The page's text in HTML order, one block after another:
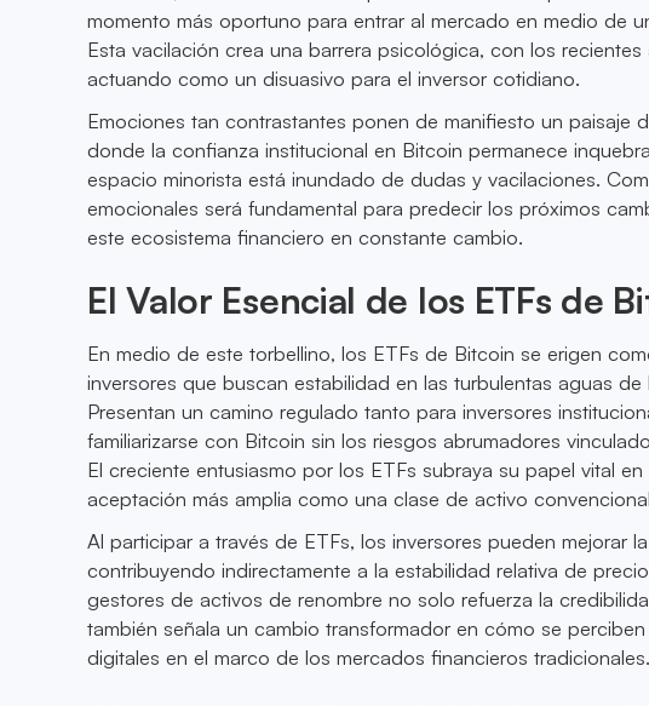
momento más oportuno para entrar al mercado en medio de
Esta vacilación crea una barrera psicológica, con los
actuando como un disuasivo para el inversor cotidiano.
Emociones tan contrastantes ponen de manifiesto un paisaje
donde la confianza institucional en Bitcoin permanece
espacio minorista está inundado de dudas y vacilaciones.
emocionales será fundamental para predecir los próximos
este ecosistema financiero en constante cambio.
El Valor Esencial de los ETFs de
En medio de este torbellino, los ETFs de Bitcoin se erigen
inversores que buscan estabilidad en las turbulentas aguas
Presentan un camino regulado tanto para inversores
familiarizarse con Bitcoin sin los riesgos abrumadores
El creciente entusiasmo por los ETFs subraya su papel vital
aceptación más amplia como una clase de activo
Al participar a través de ETFs, los inversores pueden mejorar
contribuyendo indirectamente a la estabilidad relativa de
gestores de activos de renombre no solo refuerza la
también señala un cambio transformador en cómo se
digitales en el marco de los mercados financieros tradicionales.